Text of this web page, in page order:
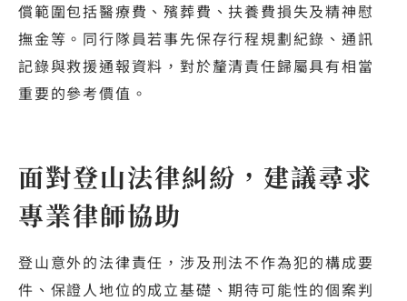
償範圍包括醫療費、殯葬費、扶養費損失及精神慰
撫金等。同行隊員若事先保存行程規劃紀錄、通訊
記錄與救援通報資料，對於釐清責任歸屬具有相當
重要的參考價值。
面對登山法律糾紛，建議尋求
專業律師協助
登山意外的法律責任，涉及刑法不作為犯的構成要
件、保證人地位的成立基礎、期待可能性的個案判